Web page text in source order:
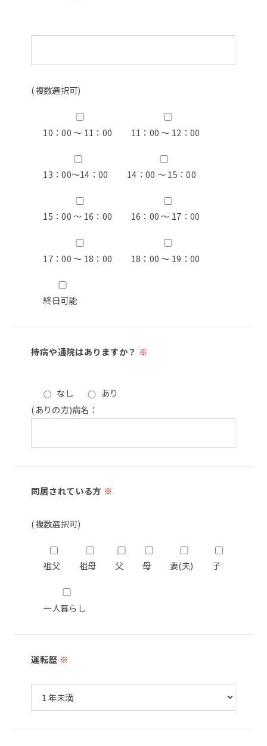
(複数選択可)
10：00 ～ 11：00 11：00 ～ 12：00
13：00〜14：00 14：00 ～ 15：00
15：00 ～ 16：00 16：00 ～ 17：00
17：00 ～ 18：00 18：00 ～ 19：00
終日可能
持病や通院はありますか？ ※
なし
あり
(ありの方)病名：
同居されている方 ※
(複数選択可)
祖父 祖母 父 母 妻(夫) 子
一人暮らし
運転歴 ※